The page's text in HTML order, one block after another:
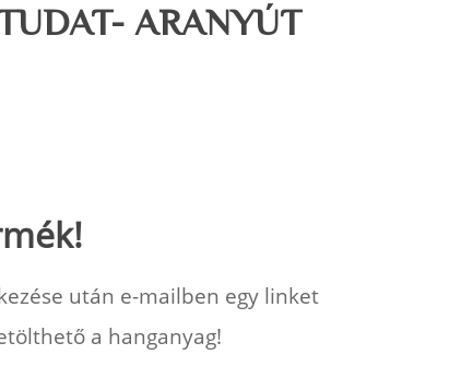
ARANYÚT
után e-mailben egy linket
a hanganyag!